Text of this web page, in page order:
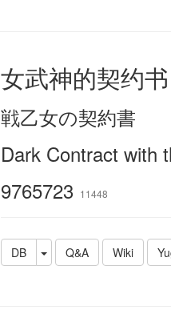
女武神的契约书
戦乙女の契約書
Dark Contract with
9765723 11448
DB Q&A Wiki